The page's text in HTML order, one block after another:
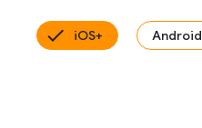
iOS+ Android